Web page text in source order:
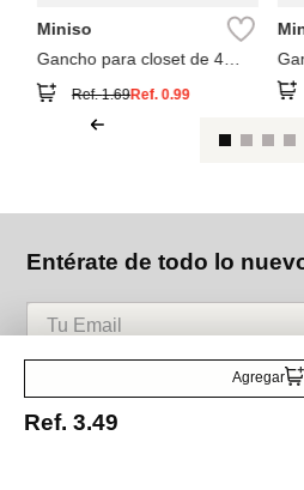
Agregar
Ref. 3.49
Miniso
Gancho para closet de 4
Ref.1.69Ref.0.99
Entérate de todo lo
Acepto la política de tratamiento de